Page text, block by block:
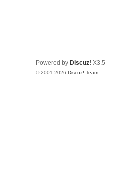
Powered by Discuz! X3.5
© 2001-2026 Discuz! Team